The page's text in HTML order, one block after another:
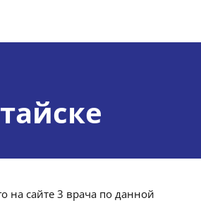
на сайте 3 врача по данной